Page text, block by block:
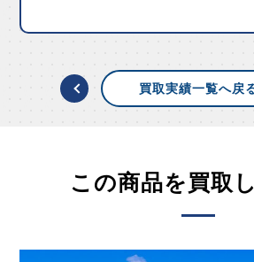
買取実績一覧へ戻
この商品を買取